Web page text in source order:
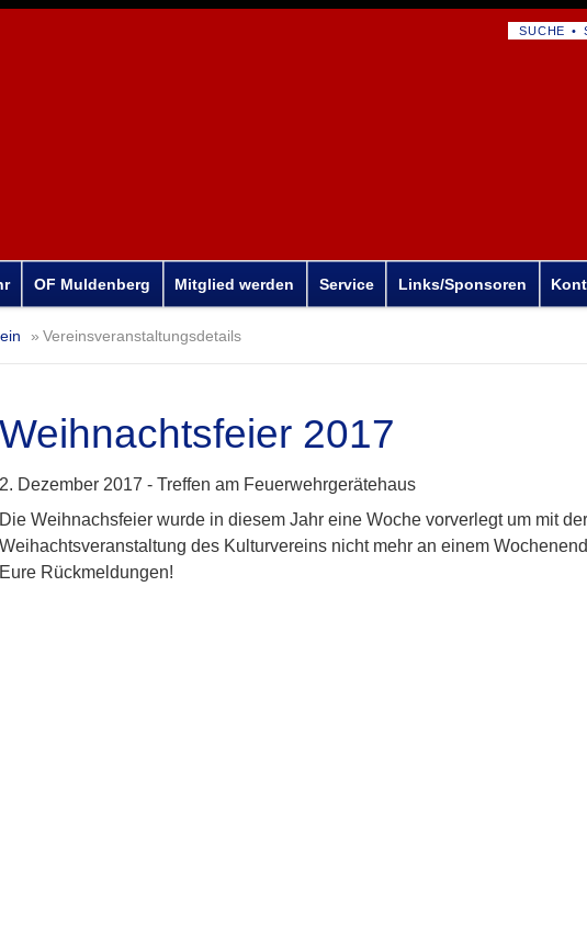
SUCHE
OF Muldenberg Mitglied werden Service Links/Sponsoren
Vereinsveranstaltungsdetails
Weihnachtsfeier 2017
2. Dezember 2017 - Treffen am Feuerwehrgerätehaus
Die Weihnachsfeier wurde in diesem Jahr eine Woche vorverlegt um mit
Weihachtsveranstaltung des Kulturvereins nicht mehr an einem
Eure Rückmeldungen!